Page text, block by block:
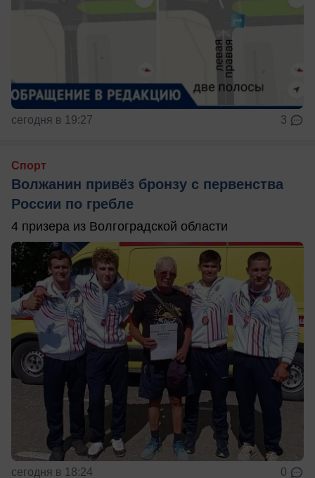
сегодня в 19:27 3
Спорт
Волжанин привёз бронзу с первенства
России по гребле
4 призера из Волгоградской области
сегодня в 18:24 0